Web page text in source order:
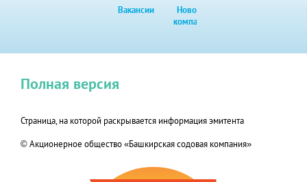
Вакансии
Новости
компании
Страница, на которой раскрывается информация эмитента
© Акционерное общество «Башкирская содовая компания»
Полная версия